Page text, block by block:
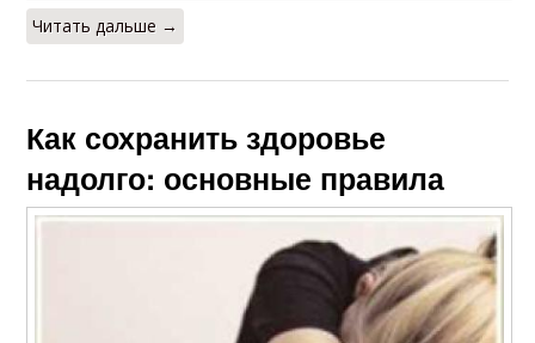
Читать дальше →
Как сохранить здоровье
надолго: основные правила